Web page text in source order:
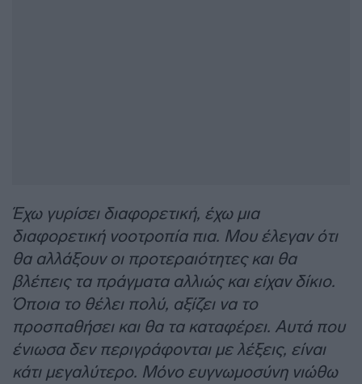
Έχω γυρίσει διαφορετική, έχω μια
διαφορετική νοοτροπία πια. Μου έλεγαν ότι
θα αλλάξουν οι προτεραιότητες και θα
βλέπεις τα πράγματα αλλιώς και είχαν δίκιο.
Όποια το θέλει πολύ, αξίζει να το
προσπαθήσει και θα τα καταφέρει. Αυτά που
ένιωσα δεν περιγράφονται με λέξεις, είναι
κάτι μεγαλύτερο. Μόνο ευγνωμοσύνη νιώθω